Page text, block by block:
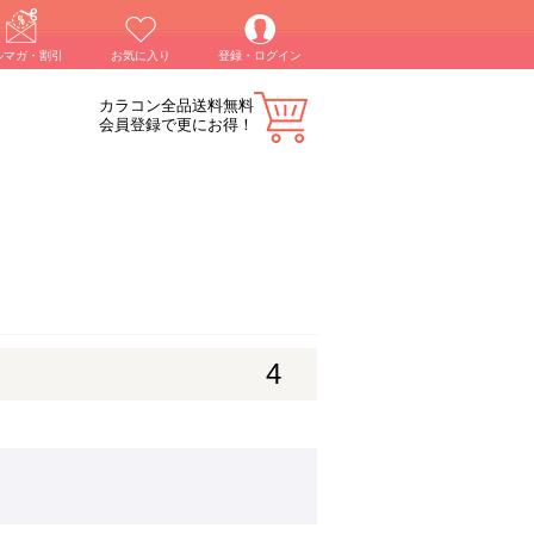
マガ・割引 お気に入り 登録・ログイン
カラコン全品送料無料
会員登録で更にお得！
4